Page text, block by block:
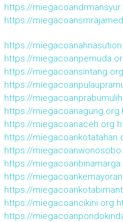
https://
https://
https://
https://
https://miegacoansintang.org
https://
https://
https://miegacoanagung.org
https://miegacoanaceh.org
https://
https://
https://
https://
https://
https://miegacoancikini.org
https://